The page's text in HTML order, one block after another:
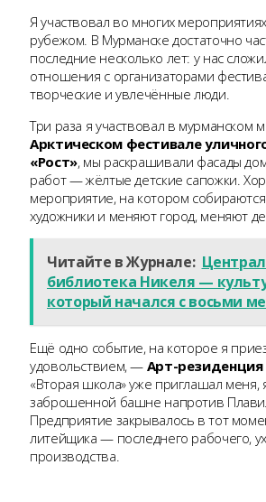
Я участвовал во многих
рубежом. В Мурманске достаточно
последние несколько лет: у нас
отношения с организаторами
творческие и увлечённые люди.
Три раза я участвовал в мурманском
Арктическом фестивале
«Рост», мы раскрашивали фасады
работ — жёлтые детские сапожки.
мероприятие, на котором
художники и меняют город, меняют
Читайте в Журнале:
библиотека Никеля —
который начался с восьми
Ещё одно событие, на которое я
удовольствием, — Арт-резиденция
«Вторая школа» уже приглашал меня,
заброшенной башне напротив
Предприятие закрывалось в тот
литейщика — последнего рабочего,
производства.